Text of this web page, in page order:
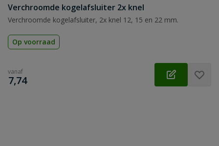
Verchroomde kogelafsluiter 2x knel
Verchroomde kogelafsluiter, 2x knel 12, 15 en 22 mm.
Op voorraad
vanaf
€
7,74